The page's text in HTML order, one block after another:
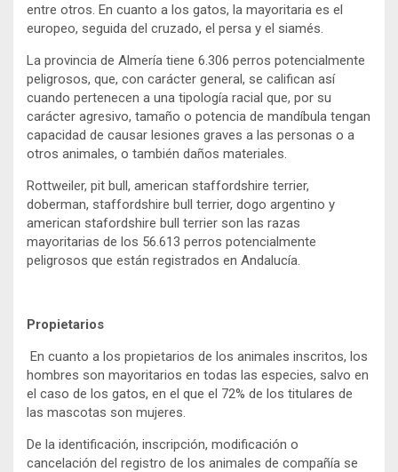
entre otros. En cuanto a los gatos, la mayoritaria es el
europeo, seguida del cruzado, el persa y el siamés.
La provincia de Almería tiene 6.306 perros potencialmente
peligrosos, que, con carácter general, se califican así
cuando pertenecen a una tipología racial que, por su
carácter agresivo, tamaño o potencia de mandíbula tengan
capacidad de causar lesiones graves a las personas o a
otros animales, o también daños materiales.
Rottweiler, pit bull, american staffordshire terrier,
doberman, staffordshire bull terrier, dogo argentino y
american stafordshire bull terrier son las razas
mayoritarias de los 56.613 perros potencialmente
peligrosos que están registrados en Andalucía.
Propietarios
En cuanto a los propietarios de los animales inscritos, los
hombres son mayoritarios en todas las especies, salvo en
el caso de los gatos, en el que el 72% de los titulares de
las mascotas son mujeres.
De la identificación, inscripción, modificación o
cancelación del registro de los animales de compañía se